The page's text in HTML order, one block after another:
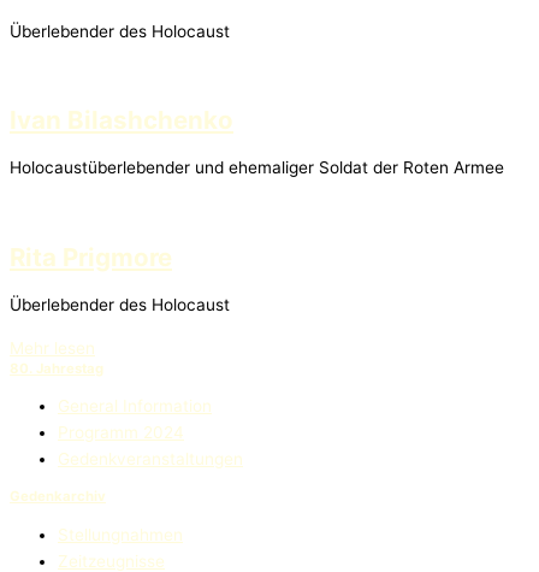
Überlebender des Holocaust
Ivan Bilashchenko
Holocaustüberlebender und ehemaliger Soldat der Roten Armee
Rita Prigmore
Überlebender des Holocaust
Mehr lesen
80. Jahrestag
General Information
Programm 2024
Gedenkveranstaltungen
Gedenkarchiv
Stellungnahmen
Zeitzeugnisse